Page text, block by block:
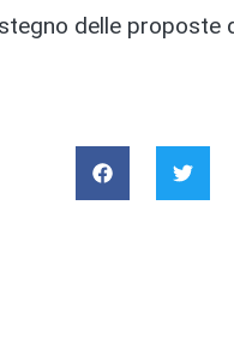
delle proposte